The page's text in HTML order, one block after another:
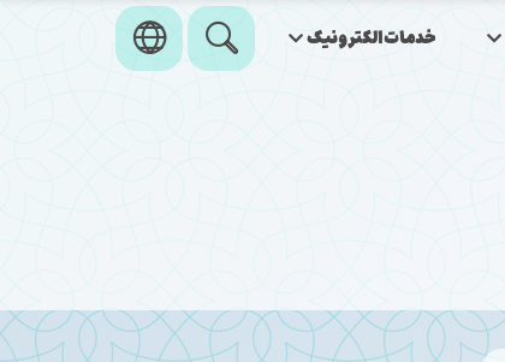
خدمات‌الکترونیک